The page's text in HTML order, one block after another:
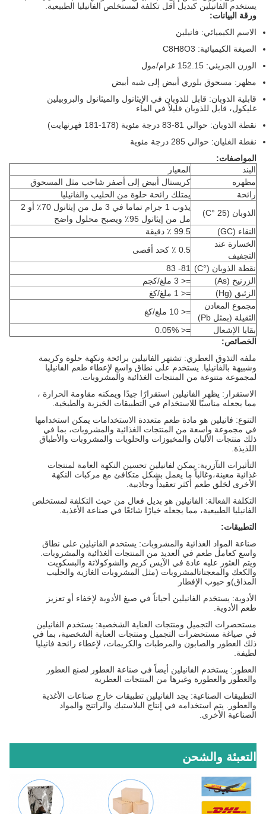
يستخدم الفانيلين كبديل أقل تكلفة لمستخلص الفانيليا الطبيعية.
ورقة البيانات:
الاسم الكيميائي: فانيلين
الصيغة الكيميائية: C8H8O3
الوزن الجزيئي: 152.15 غرام/مول
مظهر: مسحوق بلوري أبيض إلى شبه أبيض
قابلية الذوبان: قابل للذوبان في الإيثانول والميثانول والبروبيلين
غليكول، قابل للذوبان قليلاً في الماء
نقطة الذوبان: حوالي 81-83 درجة مئوية (178-181 فهرنهايت)
نقطة الغليان: حوالي 285 درجة مئوية
المواصفات:
البند
المعيار
مظهره
كريستال أبيض إلى أصفر شاحب مثل المسحوق
رائحة
يمتلك رائحة حلوة من الحليب والفانيليا
الذوبان (25 °C)
يذوب 1 جرام تماما في 3 مل من إيثانول 70٪ أو 2
مل من إيثانول 95٪ ويصبح محلول واضح
النقاء (GC)
99.5 ٪ دقيقة
الخسارة عند
التجفيف
0.5 ٪ كحد أقصى
نقطة الذوبان (°C)
81- 83
الزرنيخ (As)
=< 3 ملغ/كجم
الزئبق (Hg)
=< 1 ملغ/كغ
مجموع المعادن
الثقيلة (بمثل Pb)
=< 10 ملغ/كغ
بقايا الإشعال
=< 0.05%
الخصائص:
ملفه التذوق العطري: تشتهر الفانيلين برائحة ونكهة حلوة وكريمة
وشبيهة بالفانيليا. يستخدم على نطاق واسع لإعطاء طعم الفانيليا
لمجموعة متنوعة من المنتجات الغذائية والمشروبات.
الاستقرار: يظهر الفانيلين استقرارًا جيدًا ويمكنه مقاومة الحرارة ،
مما يجعله مناسبًا للاستخدام في التطبيقات الخبزية والطبخية.
التنوع: فانيلين هو مادة طعم متعددة الاستخدامات يمكن استخدامها
في مجموعة واسعة من المنتجات الغذائية والمشروبات، بما في
ذلك منتجات الألبان والمخبوزات والحلويات والمشروبات والأطباق
اللذيذة.
التأثيرات التآزرية: يمكن لفانيلين تحسين النكهة العامة لمنتجات
غذائية معينة،وغالباً ما يعمل بشكل متكافئ مع مركبات النكهة
الأخرى لخلق طعم أكثر تعقيداً وجاذبية.
التكلفة الفعالة: الفانيلين هو بديل فعال من حيث التكلفة لمستخلص
الفانيليا الطبيعية، مما يجعله خيارًا شائعًا في صناعة الأغذية.
التطبيقات:
صناعة المواد الغذائية والمشروبات: يستخدم الفانيلين على نطاق
واسع كعامل طعم في العديد من المنتجات الغذائية والمشروبات.
ويتم العثور عليه عادة في الآيس كريم والشوكولاتة والبسكويت
والكعك والمعجناتالمشروبات (مثل المشروبات الغازية والحليب
المذاق)و حبوب الإفطار
الأدوية: يستخدم الفانيلين أحياناً في صيغ الأدوية لإخفاء أو تعزيز
طعم الأدوية.
مستحضرات التجميل ومنتجات العناية الشخصية: يستخدم الفانيلين
في صياغة مستحضرات التجميل ومنتجات العناية الشخصية، بما في
ذلك العطور والصابون والمرطبات والكريمات، لإعطاء رائحة فانيليا
لطيفة.
العطور: يستخدم الفانيلين أيضاً في صناعة العطور لصنع العطور
والعطور والعطورة وغيرها من المنتجات العطرية
التطبيقات الصناعية: يجد الفانيلين تطبيقات خارج صناعات الأغذية
والعطور. يتم استخدامه في إنتاج البلاستيك والراتنج والمواد
الصناعية الأخرى.
التعبئة والشحن